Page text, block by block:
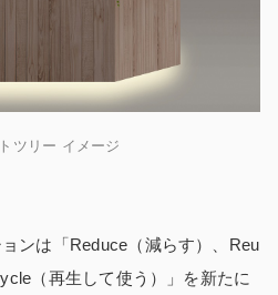
ツリー イメージ
ンは「Reduce（減らす）、Reu
（再生して使う）」を新たに